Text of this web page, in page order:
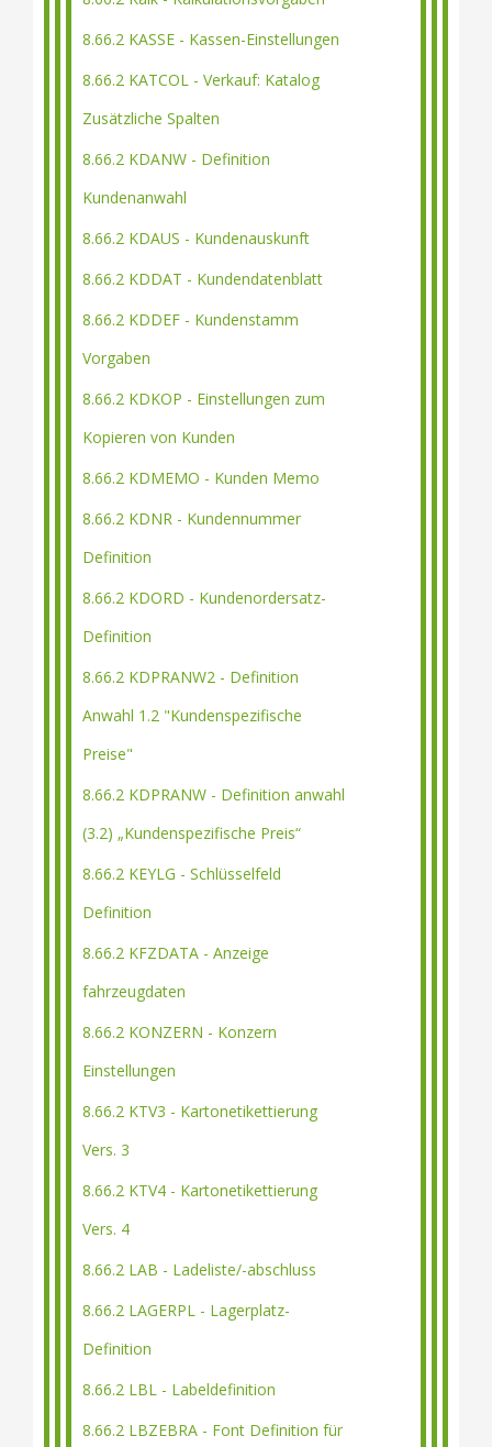
8.66.2 KASSE - Kassen-Einstellungen
8.66.2 KATCOL - Verkauf: Katalog
Zusätzliche Spalten
8.66.2 KDANW - Definition
Kundenanwahl
8.66.2 KDAUS - Kundenauskunft
8.66.2 KDDAT - Kundendatenblatt
8.66.2 KDDEF - Kundenstamm
Vorgaben
8.66.2 KDKOP - Einstellungen zum
Kopieren von Kunden
8.66.2 KDMEMO - Kunden Memo
8.66.2 KDNR - Kundennummer
Definition
8.66.2 KDORD - Kundenordersatz-
Definition
8.66.2 KDPRANW2 - Definition
Anwahl 1.2 "Kundenspezifische
Preise"
8.66.2 KDPRANW - Definition anwahl
(3.2) „Kundenspezifische Preis“
8.66.2 KEYLG - Schlüsselfeld
Definition
8.66.2 KFZDATA - Anzeige
fahrzeugdaten
8.66.2 KONZERN - Konzern
Einstellungen
8.66.2 KTV3 - Kartonetikettierung
Vers. 3
8.66.2 KTV4 - Kartonetikettierung
Vers. 4
8.66.2 LAB - Ladeliste/-abschluss
8.66.2 LAGERPL - Lagerplatz-
Definition
8.66.2 LBL - Labeldefinition
8.66.2 LBZEBRA - Font Definition für